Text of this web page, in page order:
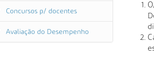
Concursos p/ docentes
Avaliação do Desempenho